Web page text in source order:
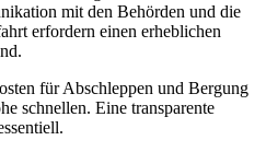
mit den Behörden und die
erfordern einen erheblichen
für Abschleppen und Bergung
schnellen. Eine transparente